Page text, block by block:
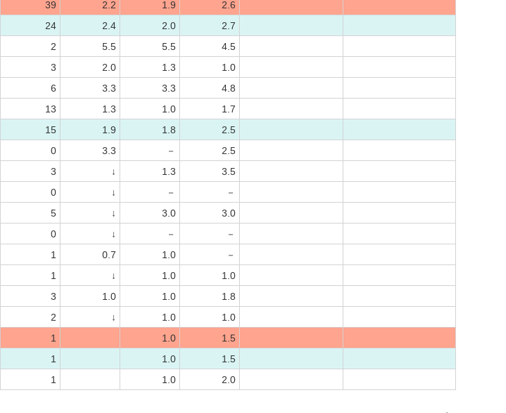
39 2.2 1.9
2.6
24 2.4 2.0
2.7
2 5.5 5.5
4.5
3 2.0 1.3
1.0
6 3.3 3.3
4.8
13 1.3 1.0
1.7
15 1.9 1.8
2.5
0 3.3 －
2.5
3 ↓ 1.3
3.5
0 ↓ －
－
5 ↓ 3.0
3.0
0 ↓ －
－
1 0.7 1.0
－
1 ↓ 1.0
1.0
3 1.0 1.0
1.8
2 ↓ 1.0
1.0
1 1.0
1.5
1 1.0
1.5
1 1.0 2.0